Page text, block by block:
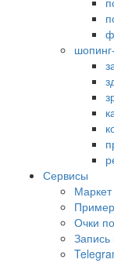
Сервисы
Маркет
Очки